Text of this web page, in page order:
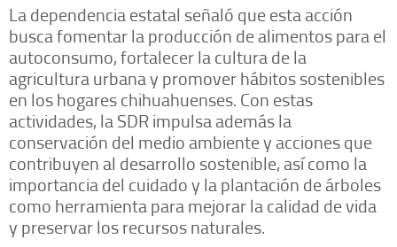
La dependencia estatal señaló que esta acción
busca fomentar la producción de alimentos para el
autoconsumo, fortalecer la cultura de la
agricultura urbana y promover hábitos sostenibles
en los hogares chihuahuenses. Con estas
actividades, la SDR impulsa además la
conservación del medio ambiente y acciones que
contribuyen al desarrollo sostenible, así como la
importancia del cuidado y la plantación de árboles
como herramienta para mejorar la calidad de vida
y preservar los recursos naturales.